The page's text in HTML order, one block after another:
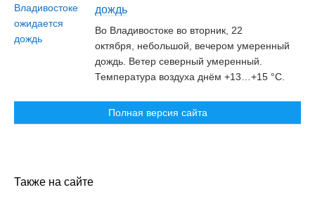
дождь
Во Владивостоке во вторник, 22
октября, небольшой, вечером умеренный
дождь. Ветер северный умеренный.
Температура воздуха днём +13…+15 °С.
Полная версия сайта
Также на сайте